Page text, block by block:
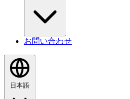
お問い合わせ
日本語